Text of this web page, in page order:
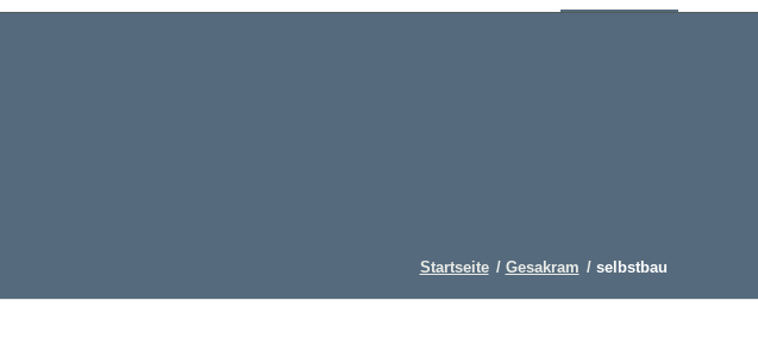
Startseite / Gesakram / selbstbau